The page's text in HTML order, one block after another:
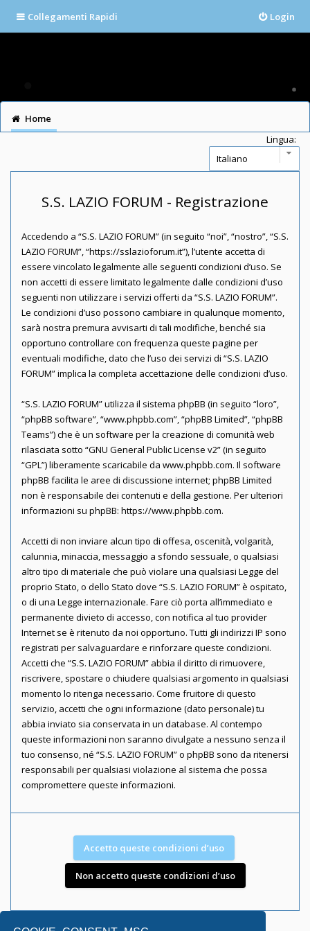
Collegamenti Rapidi Login
Home
Lingua:
S.S. LAZIO FORUM - Registrazione
Accedendo a “S.S. LAZIO FORUM” (in seguito “noi”, “nostro”, “S.S.
LAZIO FORUM”, “https://sslazioforum.it”), l’utente accetta di
essere vincolato legalmente alle seguenti condizioni d’uso. Se
non accetti di essere limitato legalmente dalle condizioni d’uso
seguenti non utilizzare i servizi offerti da “S.S. LAZIO FORUM”.
Le condizioni d’uso possono cambiare in qualunque momento,
sarà nostra premura avvisarti di tali modifiche, benché sia
opportuno controllare con frequenza queste pagine per
eventuali modifiche, dato che l’uso dei servizi di “S.S. LAZIO
FORUM” implica la completa accettazione delle condizioni d’uso.
“S.S. LAZIO FORUM” utilizza il sistema phpBB (in seguito “loro”,
“phpBB software”, “www.phpbb.com”, “phpBB Limited”, “phpBB
Teams”) che è un software per la creazione di comunità web
rilasciata sotto “GNU General Public License v2” (in seguito
“GPL”) liberamente scaricabile da www.phpbb.com. Il software
phpBB facilita le aree di discussione internet; phpBB Limited
non è responsabile dei contenuti e della gestione. Per ulteriori
informazioni su phpBB: https://www.phpbb.com.
Accetti di non inviare alcun tipo di offesa, oscenità, volgarità,
calunnia, minaccia, messaggio a sfondo sessuale, o qualsiasi
altro tipo di materiale che può violare una qualsiasi Legge del
proprio Stato, o dello Stato dove “S.S. LAZIO FORUM” è ospitato,
o di una Legge internazionale. Fare ciò porta all’immediato e
permanente divieto di accesso, con notifica al tuo provider
Internet se è ritenuto da noi opportuno. Tutti gli indirizzi IP sono
registrati per salvaguardare e rinforzare queste condizioni.
Accetti che “S.S. LAZIO FORUM” abbia il diritto di rimuovere,
riscrivere, spostare o chiudere qualsiasi argomento in qualsiasi
momento lo ritenga necessario. Come fruitore di questo
servizio, accetti che ogni informazione (dato personale) tu
abbia inviato sia conservata in un database. Al contempo
queste informazioni non saranno divulgate a nessuno senza il
tuo consenso, né “S.S. LAZIO FORUM” o phpBB sono da ritenersi
responsabili per qualsiasi violazione al sistema che possa
compromettere queste informazioni.